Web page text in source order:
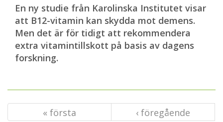
En ny studie från Karolinska Institutet visar
att B12-vitamin kan skydda mot demens.
Men det är för tidigt att rekommendera
extra vitamintillskott på basis av dagens
forskning.
« första
‹ föregående